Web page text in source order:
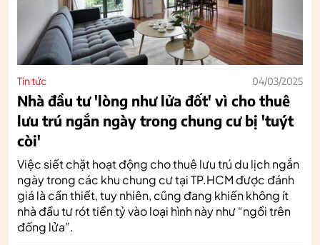
Tin tức 04/03/2025
Nhà đầu tư 'lòng như lửa đốt' vì cho thuê
lưu trú ngắn ngày trong chung cư bị 'tuýt
còi'
Việc siết chặt hoạt động cho thuê lưu trú du lịch ngắn
ngày trong các khu chung cư tại TP.HCM được đánh
giá là cần thiết, tuy nhiên, cũng đang khiến không ít
nhà đầu tư rót tiền tỷ vào loại hình này như “ngồi trên
đống lửa”.